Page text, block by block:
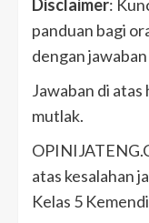
Disclaimer:
panduan bagi
dengan jawaban
Jawaban di
mutlak.
atas kesalahan
Kelas 5